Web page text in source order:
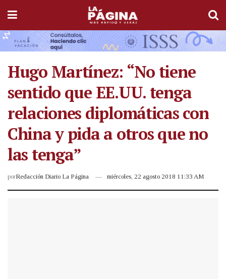
Hugo Martínez: “No tiene
sentido que EE.UU. tenga
relaciones diplomáticas con
China y pida a otros que no
las tenga”
porRedacción Diario La Página miércoles, 22 agosto 2018 11:33 AM